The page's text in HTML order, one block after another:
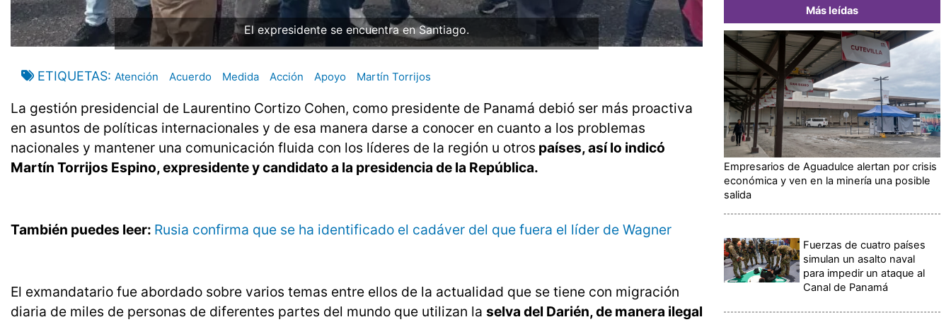
El expresidente se encuentra en Santiago.
ETIQUETAS Atención Acuerdo Medida Acción Apoyo Martín Torrijos
La gestión presidencial de Laurentino Cortizo Cohen, como presidente de Panamá debió ser más proactiva
en asuntos de políticas internacionales y de esa manera darse a conocer en cuanto a los problemas
nacionales y mantener una comunicación fluida con los líderes de la región u otros países, así lo indicó
Martín Torrijos Espino, expresidente y candidato a la presidencia de la República.
También puedes leer: Rusia confirma que se ha identificado el cadáver del que fuera el líder de Wagner
El exmandatario fue abordado sobre varios temas entre ellos de la actualidad que se tiene con migración
diaria de miles de personas de diferentes partes del mundo que utilizan la selva del Darién, de manera ilegal
Más leídas
Empresarios de Aguadulce alertan por crisis
económica y ven en la minería una posible
salida
Fuerzas de cuatro países
simulan un asalto naval
para impedir un ataque al
Canal de Panamá